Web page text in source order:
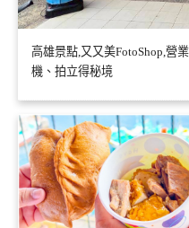
高雄景點,又又美FotoShop,營
機、拍立得秘境